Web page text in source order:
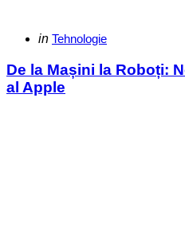
Categories
Posted
in Tehnologie
De la Mașini la Roboți:
al Apple